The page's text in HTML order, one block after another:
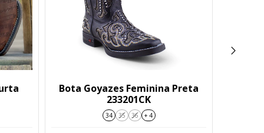
Bota Goyazes Feminina Preta
233201CK
34 35 36 + 4